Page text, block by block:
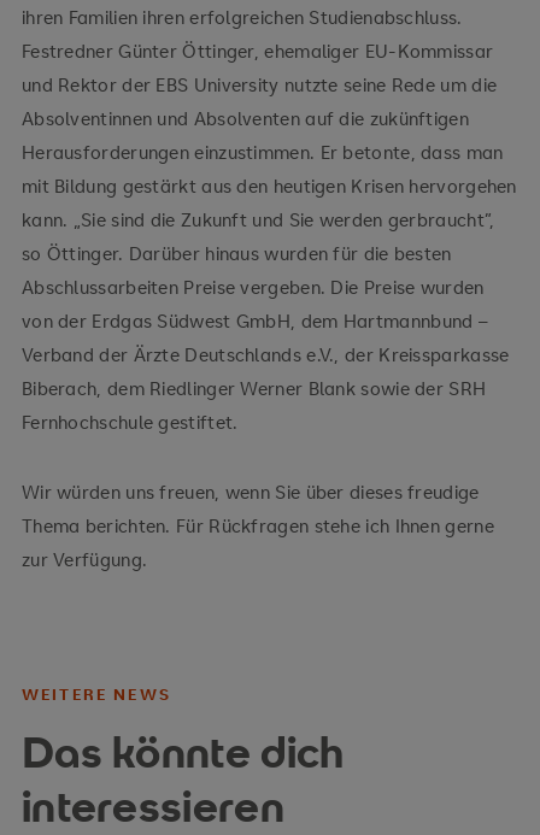
ihren Familien ihren erfolgreichen Studienabschluss.
Festredner Günter Öttinger, ehemaliger EU-Kommissar
und Rektor der EBS University nutzte seine Rede um die
Absolventinnen und Absolventen auf die zukünftigen
Herausforderungen einzustimmen. Er betonte, dass man
mit Bildung gestärkt aus den heutigen Krisen hervorgehen
kann. „Sie sind die Zukunft und Sie werden gerbraucht”,
so Öttinger. Darüber hinaus wurden für die besten
Abschlussarbeiten Preise vergeben. Die Preise wurden
von der Erdgas Südwest GmbH, dem Hartmannbund –
Verband der Ärzte Deutschlands e.V., der Kreissparkasse
Biberach, dem Riedlinger Werner Blank sowie der SRH
Fernhochschule gestiftet.
Wir würden uns freuen, wenn Sie über dieses freudige
Thema berichten. Für Rückfragen stehe ich Ihnen gerne
zur Verfügung.
WEITERE NEWS
Das könnte dich
interessieren